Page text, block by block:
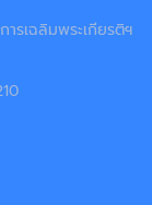
รเฉลิมพระเกียรติฯ